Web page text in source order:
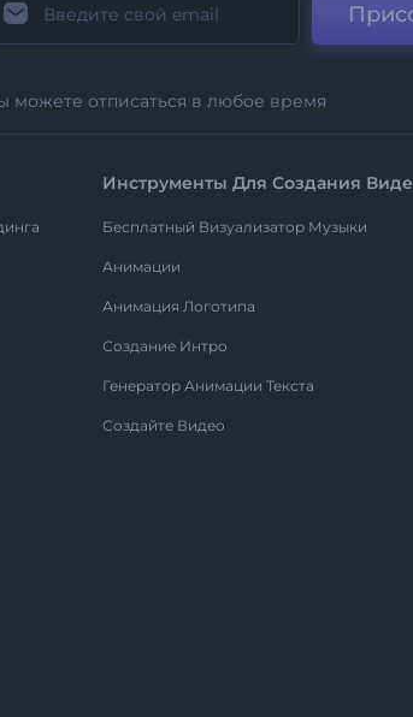
можете отписаться в любое время
Инструменты Для Создания
Бесплатный Визуализатор Музыки
Анимации
Анимация Логотипа
Создание Интро
Генератор Анимации Текста
Создайте Видео